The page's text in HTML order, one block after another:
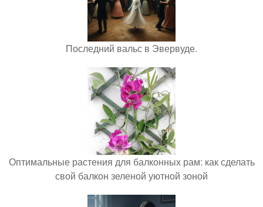
Последний вальс в Эвервуде.
Оптимальные растения для балконных рам: как сделать
свой балкон зеленой уютной зоной